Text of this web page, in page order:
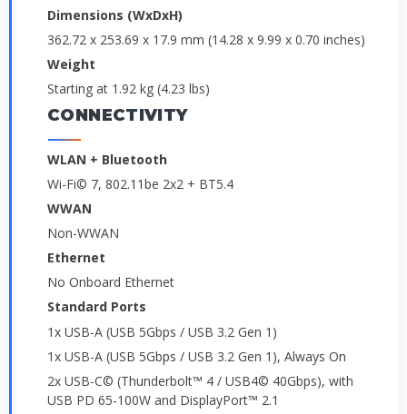
Dimensions (WxDxH)
362.72 x 253.69 x 17.9 mm (14.28 x 9.99 x 0.70 inches)
Weight
Starting at 1.92 kg (4.23 lbs)
CONNECTIVITY
WLAN + Bluetooth
Wi-Fi© 7, 802.11be 2x2 + BT5.4
WWAN
Non-WWAN
Ethernet
No Onboard Ethernet
Standard Ports
1x USB-A (USB 5Gbps / USB 3.2 Gen 1)
1x USB-A (USB 5Gbps / USB 3.2 Gen 1), Always On
2x USB-C© (Thunderbolt™ 4 / USB4© 40Gbps), with
USB PD 65-100W and DisplayPort™ 2.1